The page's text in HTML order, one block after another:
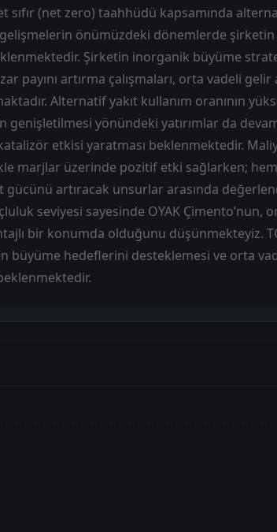
sıfır (net zero) taahhüdü kapsamında
önümüzdeki dönemlerde şirketin
Şirketin inorganik büyüme
artırma çalışmaları, orta vadeli gelir
Alternatif yakıt kullanım oranının
genişletilmesi yönündeki yatırımlar da
etkisi yaratması beklenmektedir.
marjlar üzerinde pozitif etki sağlarken;
gücünü artıracak unsurlar arasında
seviyesi sayesinde OYAK Çimento’nun,
bir konumda olduğunu düşünmekteyiz.
büyüme hedeflerini desteklemesi ve orta